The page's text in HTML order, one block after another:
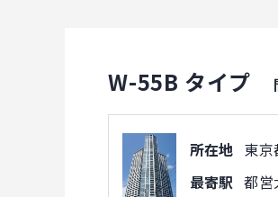
W-55B タイプ
所在地 東
最寄駅 都